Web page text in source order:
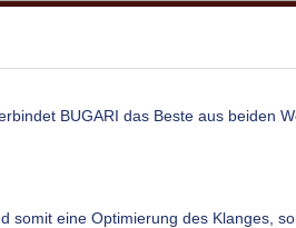
BUGARI das Beste aus beiden
eine Optimierung des Klanges,